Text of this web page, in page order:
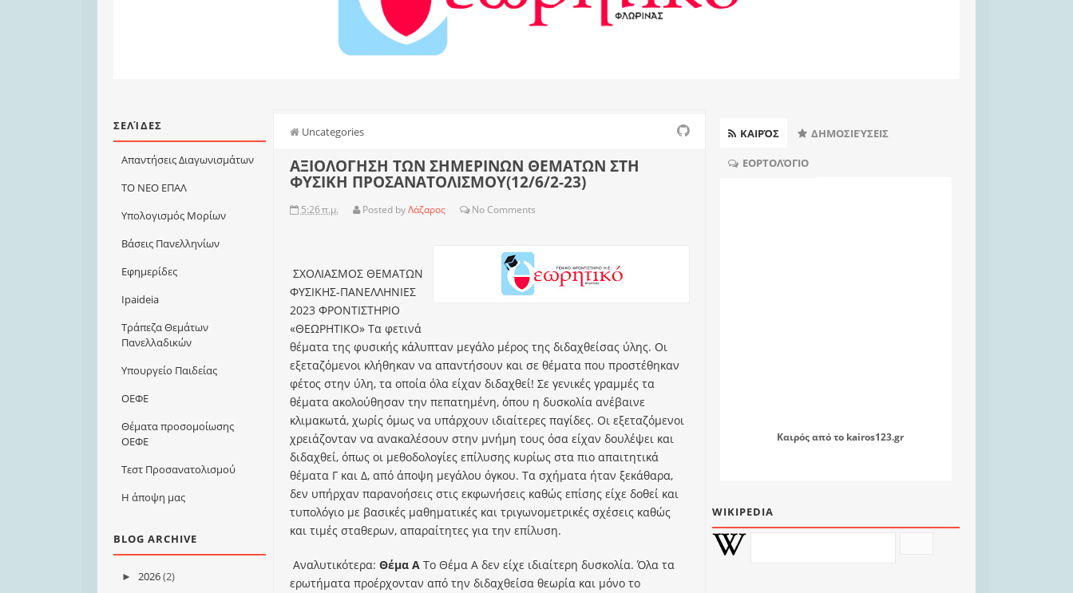
ΣΕΛΊΔΕΣ
Απαντήσεις Διαγωνισμάτων
ΤΟ ΝΕΟ ΕΠΑΛ
Υπολογισμός Μορίων
Βάσεις Πανελληνίων
Εφημερίδες
Ιpaideia
Τράπεζα Θεμάτων
Πανελλαδικών
Υπουργείο Παιδείας
ΟΕΦΕ
Θέματα προσομοίωσης
ΟΕΦΕ
Τεστ Προσανατολισμού
Η άποψη μας
BLOG ARCHIVE
► 2026(2)
Uncategories
ΑΞΙΟΛΟΓΗΣΗ ΤΩΝ ΣΗΜΕΡΙΝΩΝ ΘΕΜΑΤΩΝ ΣΤΗ
ΦΥΣΙΚΗ ΠΡΟΣΑΝΑΤΟΛΙΣΜΟΥ(12/6/2-23)
5:26 π.μ. Posted byΛάζαρος No Comments
ΣΧΟΛΙΑΣΜΟΣ ΘΕΜΑΤΩΝ
ΦΥΣΙΚΗΣ-ΠΑΝΕΛΛΗΝΙΕΣ
2023 ΦΡΟΝΤΙΣΤΗΡΙΟ
«ΘΕΩΡΗΤΙΚΟ» Τα φετινά
θέματα της φυσικής κάλυπταν μεγάλο μέρος της διδαχθείσας ύλης. Οι
εξεταζόμενοι κλήθηκαν να απαντήσουν και σε θέματα που προστέθηκαν
φέτος στην ύλη, τα οποία όλα είχαν διδαχθεί! Σε γενικές γραμμές τα
θέματα ακολούθησαν την πεπατημένη, όπου η δυσκολία ανέβαινε
κλιμακωτά, χωρίς όμως να υπάρχουν ιδιαίτερες παγίδες. Οι εξεταζόμενοι
χρειάζονταν να ανακαλέσουν στην μνήμη τους όσα είχαν δουλέψει και
διδαχθεί, όπως οι μεθοδολογίες επίλυσης κυρίως στα πιο απαιτητικά
θέματα Γ και Δ, από άποψη μεγάλου όγκου. Τα σχήματα ήταν ξεκάθαρα,
δεν υπήρχαν παρανοήσεις στις εκφωνήσεις καθώς επίσης είχε δοθεί και
τυπολόγιο με βασικές μαθηματικές και τριγωνομετρικές σχέσεις καθώς
και τιμές σταθερων, απαραίτητες για την επίλυση.
Αναλυτικότερα: Θέμα ΑTo Θέμα Α δεν είχε ιδιαίτερη δυσκολία. Όλα τα
ερωτήματα προέρχονταν από την διδαχθείσα θεωρία και μόνο το
ΚΑΙΡΌΣ ΔΗΜΟΣΙΕΎΣΕΙΣ
ΕΟΡΤΟΛΌΓΙΟ
Καιρόςαπό το kairos123.gr
WIKIPEDIA